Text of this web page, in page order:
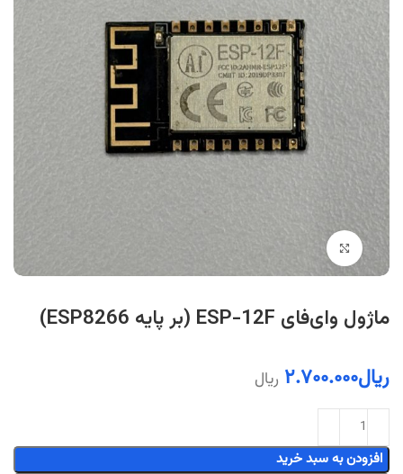
بزرگنمایی تصویر
ماژول وای‌فای ESP-12F (بر پایه ESP8266)
ریال۲.۷۰۰.۰۰۰ ریال
افزودن به سبد خرید